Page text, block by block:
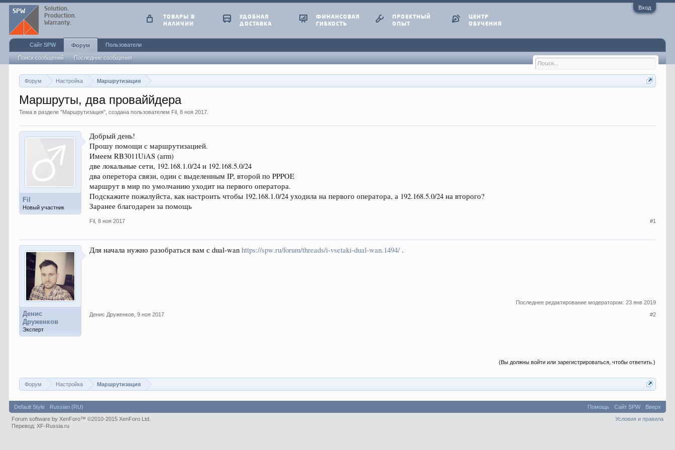
Вход
Форум Настройка Маршрутизация
Маршруты, два проваййдера
Тема в разделе "Маршрутизация", создана пользователем Fil ,8 ноя 2017
Fil
Новый участник
Добрый день!
Прошу помощи с маршрутизацией.
Имеем RB3011UiAS (arm)
две локальные сети, 192.168.1.0/24 и 192.168.5.0/24
два оперетора связи, один с выделенным IP, второй по PPPOE
маршрут в мир по умолчанию уходит на первого оператора.
Подскажите пожалуйста, как настроить чтобы 192.168.1.0/24 уходила на первого оператора, а 192.168.5.0/24 на второго?
Заранее благодарен за помощь
Fil 8 ноя 2017 #1
Денис
Друженков
Эксперт
Для начала нужно разобраться вам с dual-wanhttps://spw.ru/forum/threads/i-vsetaki-dual-wan.1494/ .
Последнее редактирование модератором: 23 янв 2019
Денис Друженков 9 ноя 2017 #2
(Вы должны войти или зарегистрироваться, чтобы ответить.)
Форум Настройка Маршрутизация
ТОВАРЫ В
НАЛИЧИИ
УДОБНАЯ
ДОСТАВКА
ФИНАНСОВАЯ
ГИБКОСТЬ
ПРОЕКТНЫЙ
ОПЫТ
ЦЕНТР
ОБУЧЕНИЯ
Сайт SPW Форум
Поиск сообщений Последние сообщения
Пользователи
Default Style Russian (RU) Помощь Сайт SPW
Вверх
Условия и правила
Forum software by XenForo™©2010-2015 XenForo Ltd.
Перевод:XF-Russia.ru